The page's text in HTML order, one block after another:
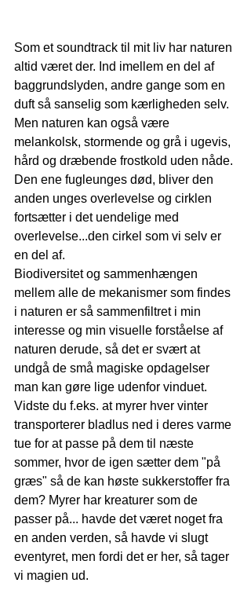
Som et soundtrack til mit liv har naturen
altid været der. Ind imellem en del af
baggrundslyden, andre gange som en
duft så sanselig som kærligheden selv.
Men naturen kan også være
melankolsk, stormende og grå i ugevis,
hård og dræbende frostkold uden nåde.
Den ene fugleunges død, bliver den
anden unges overlevelse og cirklen
fortsætter i det uendelige med
overlevelse...den cirkel som vi selv er
en del af.
Biodiversitet og sammenhængen
mellem alle de mekanismer som findes
i naturen er så sammenfiltret i min
interesse og min visuelle forståelse af
naturen derude, så det er svært at
undgå de små magiske opdagelser
man kan gøre lige udenfor vinduet.
Vidste du f.eks. at myrer hver vinter
transporterer bladlus ned i deres varme
tue for at passe på dem til næste
sommer, hvor de igen sætter dem "på
græs" så de kan høste sukkerstoffer fra
dem? Myrer har kreaturer som de
passer på... havde det været noget fra
en anden verden, så havde vi slugt
eventyret, men fordi det er her, så tager
vi magien ud.